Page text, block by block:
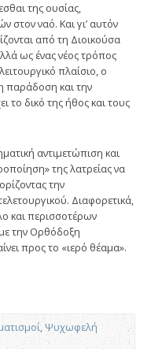
της ουσίας,
ναό. Και γι’ αυτόν
από τη Διοικούσα
ως ένας νέος τρόπος
πλαίσιο, ο
παράδοση και την
το δικό της ήθος και τους
αντιμετώπιση και
της λατρείας να
την
Διαφορετικά,
και περισσοτέρων
την Ορθόδοξη
προς το «ιερό θέαμα».
,Ψυχωφελή